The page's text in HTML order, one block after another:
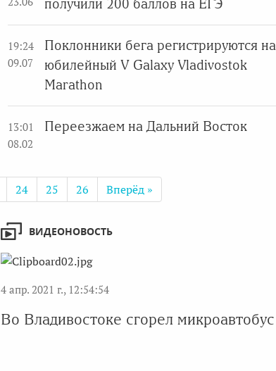
получили 200 баллов на ЕГЭ
19:24
09.07
Поклонники бега регистрируются на
юбилейный V Galaxy Vladivostok
Marathon
13:01
08.02
Переезжаем на Дальний Восток
24 25 26 Вперёд »
ВИДЕОНОВОСТЬ
4 апр. 2021 г., 12:54:54
Во Владивостоке сгорел микроавтобус